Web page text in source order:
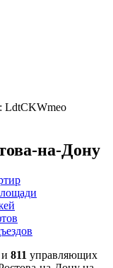
на-Дону
811 управляющих